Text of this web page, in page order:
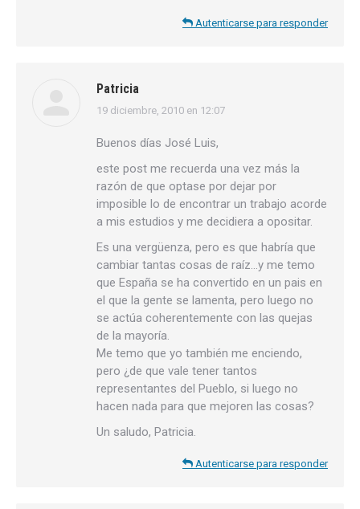
Autenticarse para responder
Patricia
dice:
19 diciembre, 2010 en 12:07
Buenos días José Luis,
este post me recuerda una vez más la
razón de que optase por dejar por
imposible lo de encontrar un trabajo acorde
a mis estudios y me decidiera a opositar.
Es una vergüenza, pero es que habría que
cambiar tantas cosas de raíz…y me temo
que España se ha convertido en un pais en
el que la gente se lamenta, pero luego no
se actúa coherentemente con las quejas
de la mayoría.
Me temo que yo también me enciendo,
pero ¿de que vale tener tantos
representantes del Pueblo, si luego no
hacen nada para que mejoren las cosas?
Un saludo, Patricia.
Autenticarse para responder